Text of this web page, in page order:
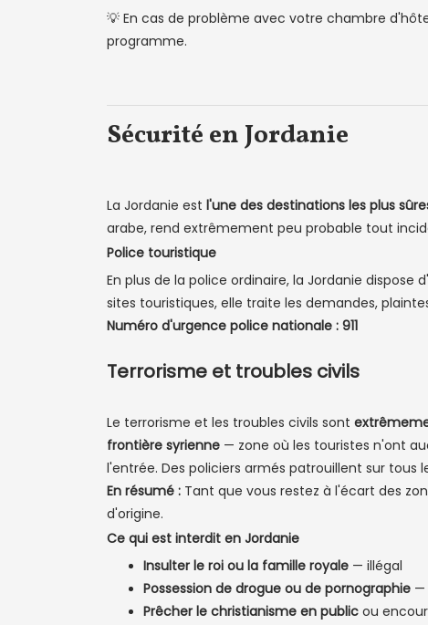
💡 En cas de problème avec votre chambre
programme.
Sécurité en Jordanie
La Jordanie est l'une des destinations les plus
arabe, rend extrêmement peu probable tout
Police touristique
En plus de la police ordinaire, la Jordanie dispose
sites touristiques, elle traite les demandes,
Numéro d'urgence police nationale : 911
Terrorisme et troubles civils
Le terrorisme et les troubles civils sont
frontière syrienne — zone où les touristes n'ont
l'entrée. Des policiers armés patrouillent sur tous
En résumé : Tant que vous restez à l'écart des
d'origine.
Ce qui est interdit en Jordanie
Insulter le roi ou la famille royale — illégal
Possession de drogue ou de pornographie —
Prêcher le christianisme en public ou